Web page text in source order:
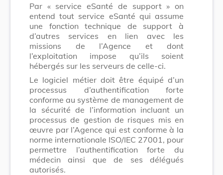
Par « service eSanté de support » on
entend tout service eSanté qui assume
une fonction technique de support à
d’autres services en lien avec les
missions de l’Agence et dont
l’exploitation impose qu’ils soient
hébergés sur les serveurs de celle-ci.
Le logiciel métier doit être équipé d’un
processus d’authentification forte
conforme au système de management de
la sécurité de l’information incluant un
processus de gestion de risques mis en
œuvre par l’Agence qui est conforme à la
norme internationale ISO/IEC 27001, pour
permettre l’authentification forte du
médecin ainsi que de ses délégués
autorisés.